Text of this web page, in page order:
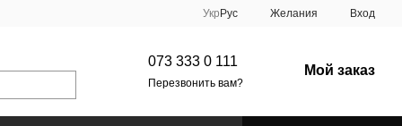
Укр Рус Желания Вход
073 333 0 111
Перезвонить вам?
Мой заказ